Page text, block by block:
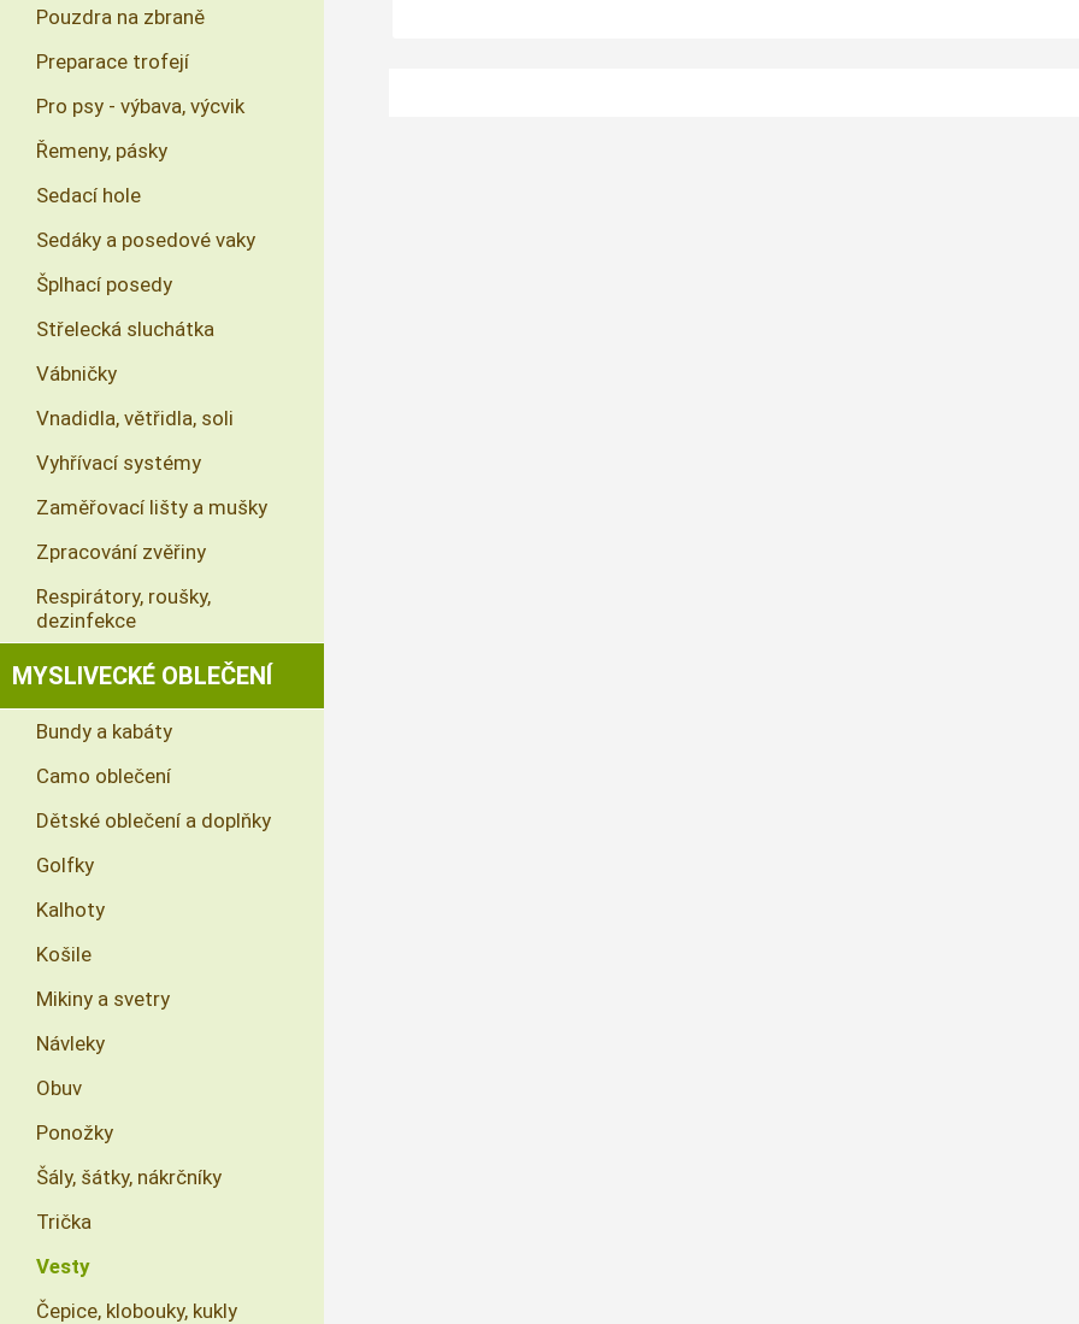
Pouzdra na zbraně
Preparace trofejí
Pro psy - výbava, výcvik
Řemeny, pásky
Sedací hole
Sedáky a posedové vaky
Šplhací posedy
Střelecká sluchátka
Vábničky
Vnadidla, větřidla, soli
Vyhřívací systémy
Zaměřovací lišty a mušky
Zpracování zvěřiny
Respirátory, roušky,
dezinfekce
MYSLIVECKÉ OBLEČENÍ
Bundy a kabáty
Camo oblečení
Dětské oblečení a doplňky
Golfky
Kalhoty
Košile
Mikiny a svetry
Návleky
Obuv
Ponožky
Šály, šátky, nákrčníky
Trička
Vesty
Čepice, klobouky, kukly